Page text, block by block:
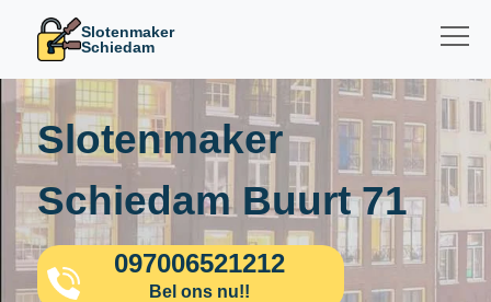
Slotenmaker
Schiedam
Slotenmaker
Schiedam Buurt 71
097006521212
Bel ons nu!!